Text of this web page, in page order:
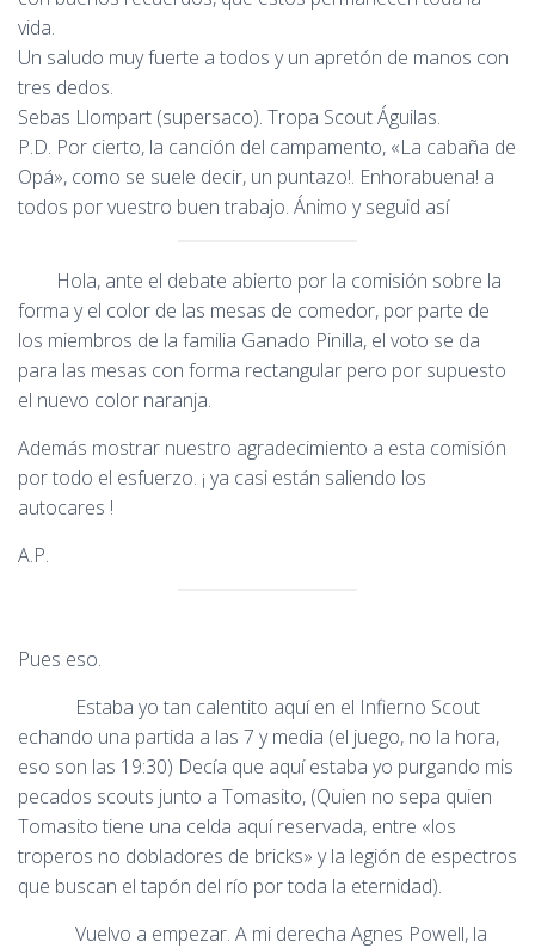
vida.
Un saludo muy fuerte a todos y un apretón de manos con
tres dedos.
Sebas Llompart (supersaco). Tropa Scout Águilas.
P.D. Por cierto, la canción del campamento, «La cabaña de
Opá», como se suele decir, un puntazo!. Enhorabuena! a
todos por vuestro buen trabajo. Ánimo y seguid así
Hola, ante el debate abierto por la comisión sobre la
forma y el color de las mesas de comedor, por parte de
los miembros de la familia Ganado Pinilla, el voto se da
para las mesas con forma rectangular pero por supuesto
el nuevo color naranja.
Además mostrar nuestro agradecimiento a esta comisión
por todo el esfuerzo. ¡ ya casi están saliendo los
autocares !
A.P.
Pues eso.
Estaba yo tan calentito aquí en el Infierno Scout
echando una partida a las 7 y media (el juego, no la hora,
eso son las 19:30) Decía que aquí estaba yo purgando mis
pecados scouts junto a Tomasito, (Quien no sepa quien
Tomasito tiene una celda aquí reservada, entre «los
troperos no dobladores de bricks» y la legión de espectros
que buscan el tapón del río por toda la eternidad).
Vuelvo a empezar. A mi derecha Agnes Powell, la